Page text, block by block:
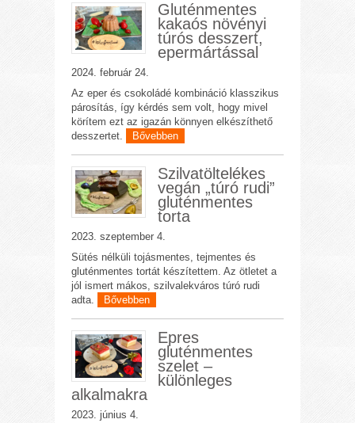
Gluténmentes
kakaós növényi
túrós desszert,
epermártással
2024. február 24.
Az eper és csokoládé kombináció klasszikus
párosítás, így kérdés sem volt, hogy mivel
körítem ezt az igazán könnyen elkészíthető
desszertet.
Bővebben
Szilvatöltelékes
vegán „túró rudi”
gluténmentes
torta
2023. szeptember 4.
Sütés nélküli tojásmentes, tejmentes és
gluténmentes tortát készítettem. Az ötletet a
jól ismert mákos, szilvalekváros túró rudi
adta.
Bővebben
Epres
gluténmentes
szelet –
különleges
alkalmakra
2023. június 4.